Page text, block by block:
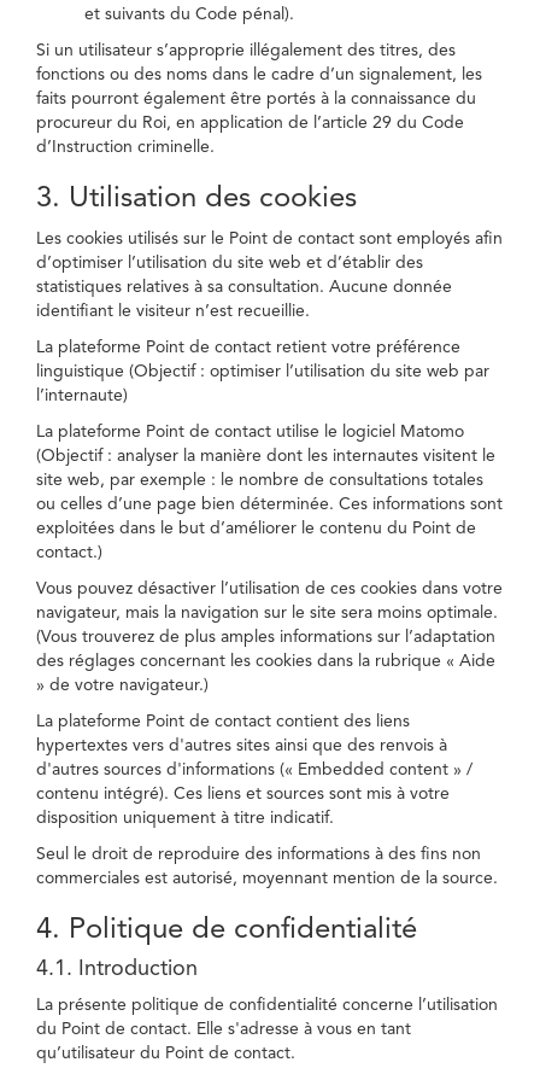
et suivants du Code pénal).
Si un utilisateur s’approprie illégalement des titres, des
fonctions ou des noms dans le cadre d’un signalement, les
faits pourront également être portés à la connaissance du
procureur du Roi, en application de l’article 29 du Code
d’Instruction criminelle.
3. Utilisation des cookies
Les cookies utilisés sur le Point de contact sont employés afin
d’optimiser l’utilisation du site web et d’établir des
statistiques relatives à sa consultation. Aucune donnée
identifiant le visiteur n’est recueillie.
La plateforme Point de contact retient votre préférence
linguistique (Objectif : optimiser l’utilisation du site web par
l’internaute)
La plateforme Point de contact utilise le logiciel Matomo
(Objectif : analyser la manière dont les internautes visitent le
site web, par exemple : le nombre de consultations totales
ou celles d’une page bien déterminée. Ces informations sont
exploitées dans le but d’améliorer le contenu du Point de
contact.)
Vous pouvez désactiver l’utilisation de ces cookies dans votre
navigateur, mais la navigation sur le site sera moins optimale.
(Vous trouverez de plus amples informations sur l’adaptation
des réglages concernant les cookies dans la rubrique « Aide
» de votre navigateur.)
La plateforme Point de contact contient des liens
hypertextes vers d'autres sites ainsi que des renvois à
d'autres sources d'informations (« Embedded content » /
contenu intégré). Ces liens et sources sont mis à votre
disposition uniquement à titre indicatif.
Seul le droit de reproduire des informations à des fins non
commerciales est autorisé, moyennant mention de la source.
4. Politique de confidentialité
4.1. Introduction
La présente politique de confidentialité concerne l’utilisation
du Point de contact. Elle s'adresse à vous en tant
qu’utilisateur du Point de contact.